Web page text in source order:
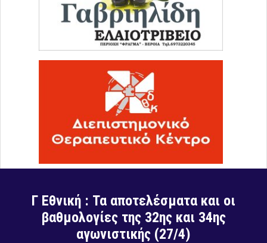
Γ Εθνική : Τα αποτελέσματα και οι
βαθμολογίες της 32ης και 34ης
αγωνιστικής (27/4)